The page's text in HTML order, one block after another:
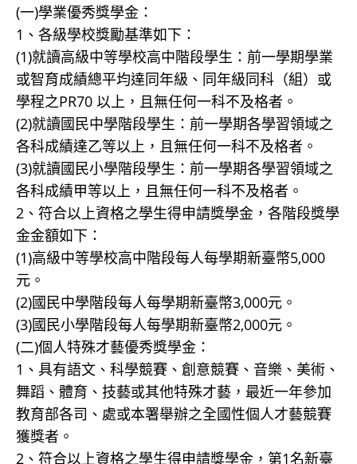
(一)學業優秀獎學金：
1、各級學校獎勵基準如下：
(1)就讀高級中等學校高中階段學生：前一學期學業
或智育成績總平均達同年級、同年級同科（組）或
學程之PR70 以上，且無任何一科不及格者。
(2)就讀國民中學階段學生：前一學期各學習領域之
各科成績達乙等以上，且無任何一科不及格者。
(3)就讀國民小學階段學生：前一學期各學習領域之
各科成績甲等以上，且無任何一科不及格者。
2、符合以上資格之學生得申請獎學金，各階段獎學
金金額如下：
(1)高級中等學校高中階段每人每學期新臺幣5,000
元。
(2)國民中學階段每人每學期新臺幣3,000元。
(3)國民小學階段每人每學期新臺幣2,000元。
(二)個人特殊才藝優秀獎學金：
1、具有語文、科學競賽、創意競賽、音樂、美術、
舞蹈、體育、技藝或其他特殊才藝，最近一年參加
教育部各司、處或本署舉辦之全國性個人才藝競賽
獲獎者。
2、符合以上資格之學生得申請獎學金，第1名新臺